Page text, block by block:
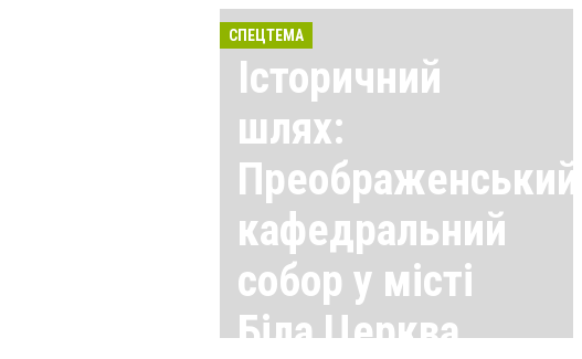
СПЕЦТЕМА
Історичний
шлях:
Преображенський
кафедральний
собор у місті
Біла Церква